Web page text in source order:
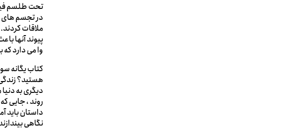
تحت طلسم
ملاقات
پیوند آنها
وا می دارد
کتاب یگانه
هستید؟
دیگری به
روند ، جایی
داستان باید
نگاهی